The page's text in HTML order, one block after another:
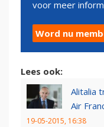
voor meer
Word nu
Lees ook:
Alitalia
Air
19-05-2015, 16:38